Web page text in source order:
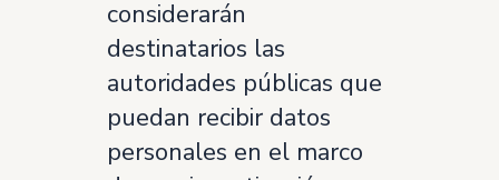
considerarán
destinatarios las
autoridades públicas que
puedan recibir datos
personales en el marco